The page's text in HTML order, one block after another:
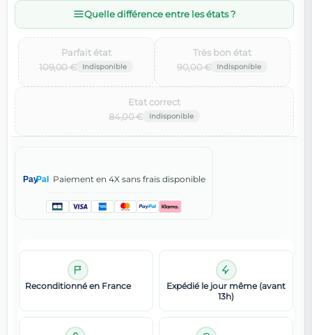
Quelle différence entre les états ?
109,00 €
Parfait état‌
90,00 €
Très bon état‌
84,00 €
Etat correct‌
PayPal Paiement en 4X sans frais disponible
Reconditionné en France
Expédié le jour même (avant
13h)